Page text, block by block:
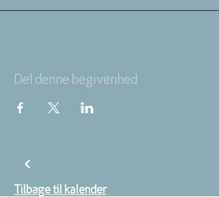
Del denne begivenhed
Tilbage til kalender